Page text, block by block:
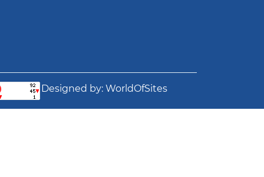
Designed by: WorldOfSites